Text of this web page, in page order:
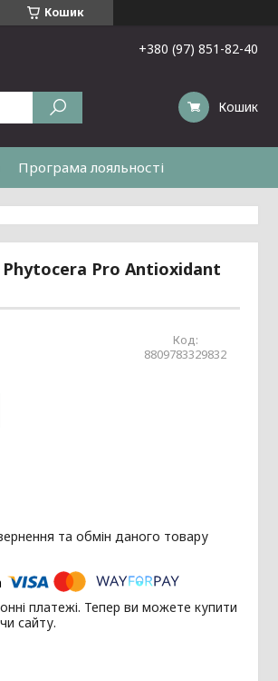
Кошик
+380 (97) 851-82-40
Кошик
Програма лояльності
Pro Antioxidant
Код:
8809783329832
та обмін даного товару
платежі. Тепер ви можете купити
сайту.